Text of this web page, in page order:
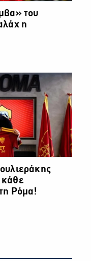
του
η
ΠΟΔΟΣΦΑΙΡΟ
κάθε
Ρόμα!